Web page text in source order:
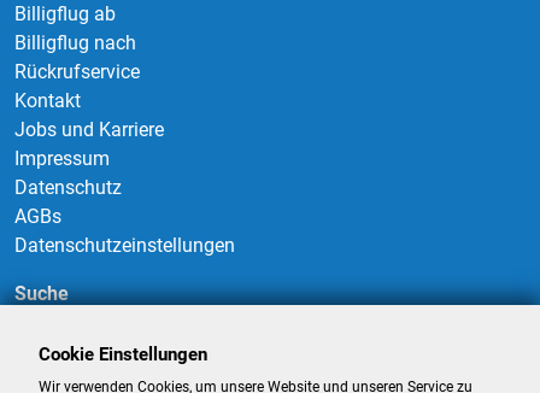
Billigflug ab
Billigflug nach
Rückrufservice
Kontakt
Jobs und Karriere
Impressum
Datenschutz
AGBs
Datenschutzeinstellungen
Suche
Cookie Einstellungen
Wir verwenden Cookies, um unsere Website und unseren Service zu